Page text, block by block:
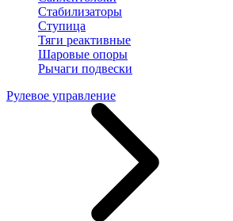
Стабилизаторы
Ступица
Тяги реактивные
Шаровые опоры
Рычаги подвески
Рулевое управление